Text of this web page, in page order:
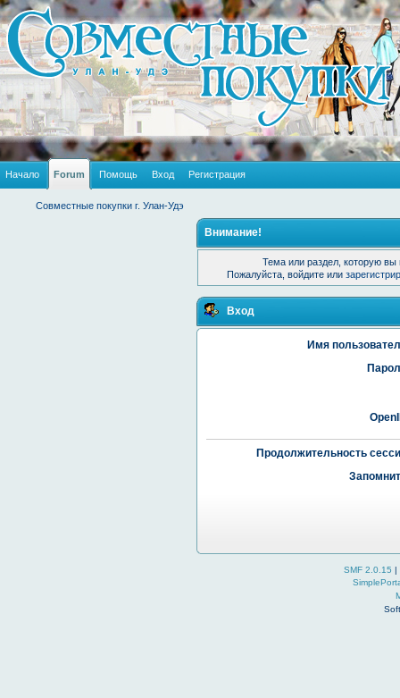
Начало Forum Помощь Вход Регистрация
Совместные покупки г. Улан-Удэ
Внимание!
Тема или раздел, которую вы
Пожалуйста, войдите или
Вход
Имя
Продолжительность
SMF 2.0.15 |